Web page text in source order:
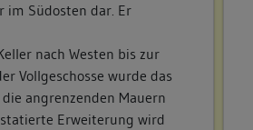
im Südosten dar. Er
nach Westen bis zur
Vollgeschosse wurde das
angrenzenden Mauern
Erweiterung wird